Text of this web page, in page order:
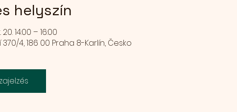
helyszín
14:00 – 16:00
4, 186 00 Praha 8-Karlín, Česko